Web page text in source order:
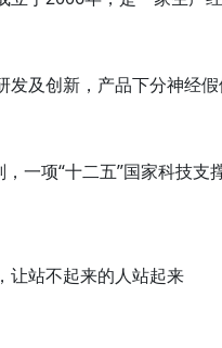
及创新，产品下分神经
一项“十二五”国家科技支
让站不起来的人站起来